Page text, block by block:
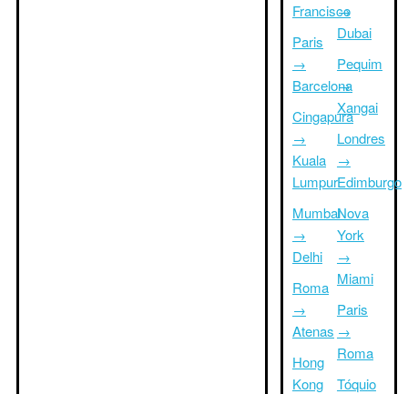
Francisco
Paris
→
Barcelona
Cingapura
→
Kuala
Lumpur
Mumbai
→
Delhi
Roma
→
Atenas
Hong
Kong
→
Dubai
Pequim
→
Xangai
Londres
→
Edimburgo
Nova
York
→
Miami
Paris
→
Roma
Tóquio